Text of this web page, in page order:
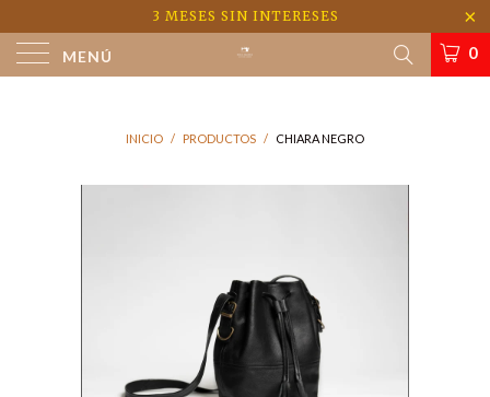
3 MESES SIN INTERESES
MENÚ 0
INICIO / PRODUCTOS / CHIARA NEGRO